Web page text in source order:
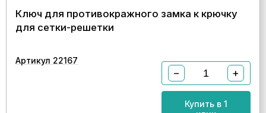
Ключ для противокражного замка к крючку
для сетки-решетки
Артикул 22167
− +
Купить в 1